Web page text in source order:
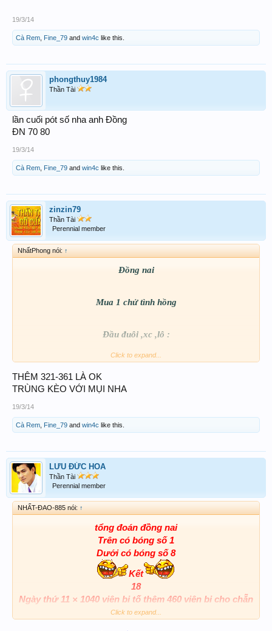
19/3/14
Cà Rem Fine_79 and win4c like this.
phongthuy1984
Thần Tài
lần cuối pót số nha anh Đồng
ĐN 70 80
19/3/14
Cà Rem Fine_79 and win4c like this.
zinzin79
Thần Tài
Perennial member
NhấtPhong nói: ↑
Đồng nai
Mua 1 chử tình hồng
Đầu đuôi ,xc ,lô :
Click to expand...
THÊM 321-361 LÀ OK
TRÙNG KÈO VỚI MỤI NHA
19/3/14
Cà Rem Fine_79 and win4c like this.
LƯU ĐỨC HOA
Thần Tài
Perennial member
NHẤT-ĐAO-885 nói: ↑
tổng đoán đồng nai
Trên có bóng số 1
Dưới có bóng số 8
Kết
18
Ngày thứ 11 × 1040 viên bi tố thêm 460 viên bi cho chẵn
018
Click to expand...